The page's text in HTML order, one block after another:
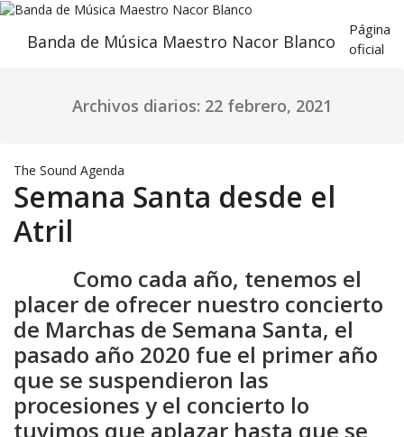
Saltar
contenidoBanda de Música Maestro Nacor Blanco
Página
oficial
Archivos diarios: 22 febrero, 2021
The Sound Agenda
Semana Santa desde el
Atril
Como cada año, tenemos el
placer de ofrecer nuestro concierto
de Marchas de Semana Santa, el
pasado año 2020 fue el primer año
que se suspendieron las
procesiones y el concierto lo
tuvimos que aplazar hasta que se